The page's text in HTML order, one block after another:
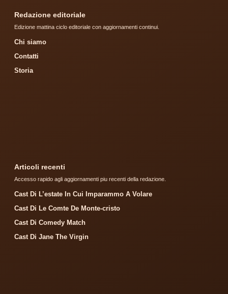
Redazione editoriale
Edizione mattina ciclo editoriale con aggiornamenti continui.
Chi siamo
Contatti
Storia
Articoli recenti
Accesso rapido agli aggiornamenti piu recenti della redazione.
Cast Di L’estate In Cui Imparammo A Volare
Cast Di Le Comte De Monte-cristo
Cast Di Comedy Match
Cast Di Jane The Virgin